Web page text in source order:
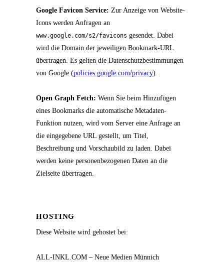
Google Favicon Service: Zur Anzeige von Website-
Icons werden Anfragen an
www.google.com/s2/favicons gesendet. Dabei
wird die Domain der jeweiligen Bookmark-URL
übertragen. Es gelten die Datenschutzbestimmungen
von Google (policies.google.com/privacy).
Open Graph Fetch: Wenn Sie beim Hinzufügen
eines Bookmarks die automatische Metadaten-
Funktion nutzen, wird vom Server eine Anfrage an
die eingegebene URL gestellt, um Titel,
Beschreibung und Vorschaubild zu laden. Dabei
werden keine personenbezogenen Daten an die
Zielseite übertragen.
HOSTING
Diese Website wird gehostet bei:
ALL-INKL.COM – Neue Medien Münnich